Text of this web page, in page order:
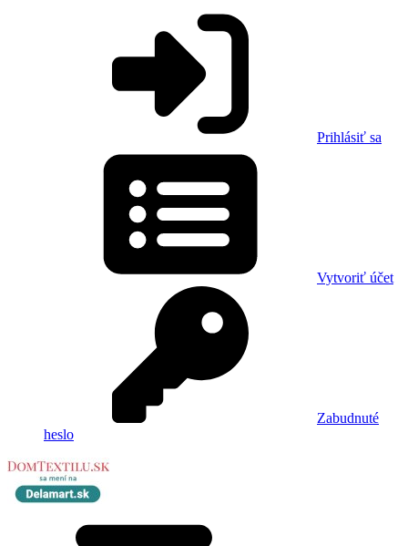
Prihlásiť sa
Vytvoriť účet
Zabudnuté
heslo